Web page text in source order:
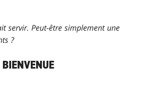
servir. Peut-être simplement une
?
BIENVENUE